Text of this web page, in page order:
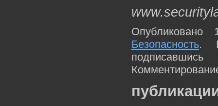
Безопасность.